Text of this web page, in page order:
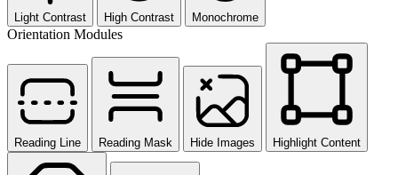
Light Contrast High Contrast Monochrome
Orientation Modules
Reading Line Reading Mask Hide Images Highlight Content